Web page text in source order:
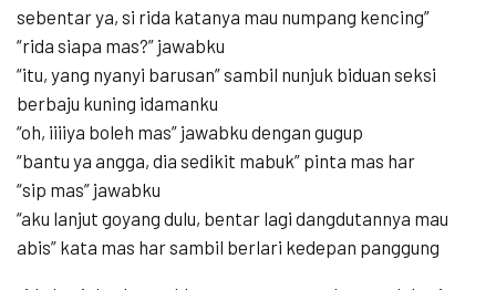
sebentar ya, si rida katanya mau numpang kencing”
“rida siapa mas?” jawabku
“itu, yang nyanyi barusan” sambil nunjuk biduan seksi
berbaju kuning idamanku
“oh, iiiiya boleh mas” jawabku dengan gugup
“bantu ya angga, dia sedikit mabuk” pinta mas har
“sip mas” jawabku
“aku lanjut goyang dulu, bentar lagi dangdutannya mau
abis” kata mas har sambil berlari kedepan panggung